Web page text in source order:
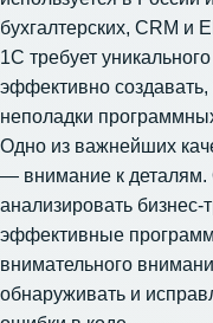
бухгалтерских, CRM и
1С требует
эффективно
неполадки
Одно из важнейших
— внимание к деталям.
анализировать
эффективные
внимательного
обнаруживать и